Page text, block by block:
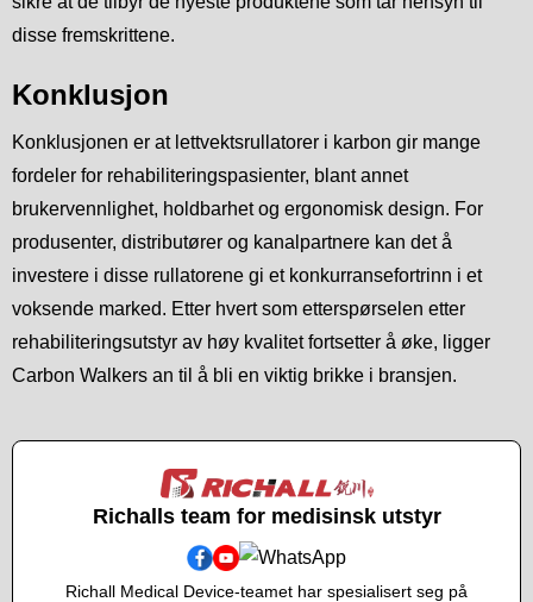
disse fremskrittene.
Konklusjon
Konklusjonen er at lettvektsrullatorer i karbon gir mange
fordeler for rehabiliteringspasienter, blant annet
brukervennlighet, holdbarhet og ergonomisk design. For
produsenter, distributører og kanalpartnere kan det å
investere i disse rullatorene gi et konkurransefortrinn i et
voksende marked. Etter hvert som etterspørselen etter
rehabiliteringsutstyr av høy kvalitet fortsetter å øke, ligger
Carbon Walkers an til å bli en viktig brikke i bransjen.
Richalls team for medisinsk utstyr
Richall Medical Device-teamet har spesialisert seg på